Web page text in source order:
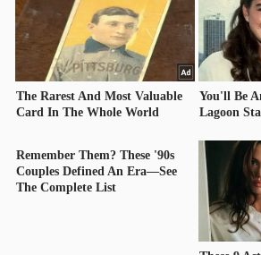
TIÊU
THIẾT
YẾU